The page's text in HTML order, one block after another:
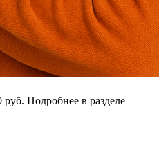
Подробнее в разделе